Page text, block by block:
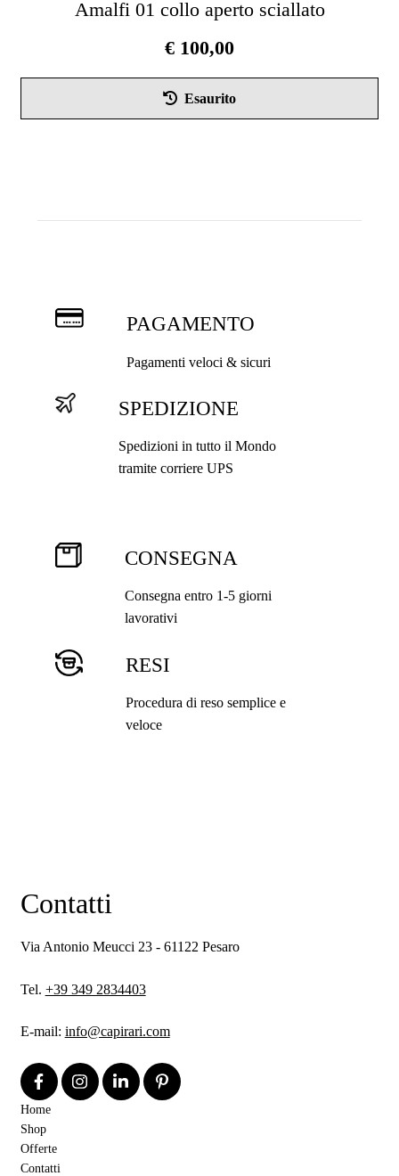
Amalfi 01 collo aperto sciallato
€ 100,00
Esaurito
PAGAMENTO
Pagamenti veloci & sicuri
SPEDIZIONE
Spedizioni in tutto il Mondo
tramite corriere UPS
CONSEGNA
Consegna entro 1-5 giorni
lavorativi
RESI
Procedura di reso semplice e
veloce
Contatti
Via Antonio Meucci 23 - 61122 Pesaro
Tel. +39 349 2834403
E-mail: info@capirari.com
Home
Shop
Offerte
Contatti